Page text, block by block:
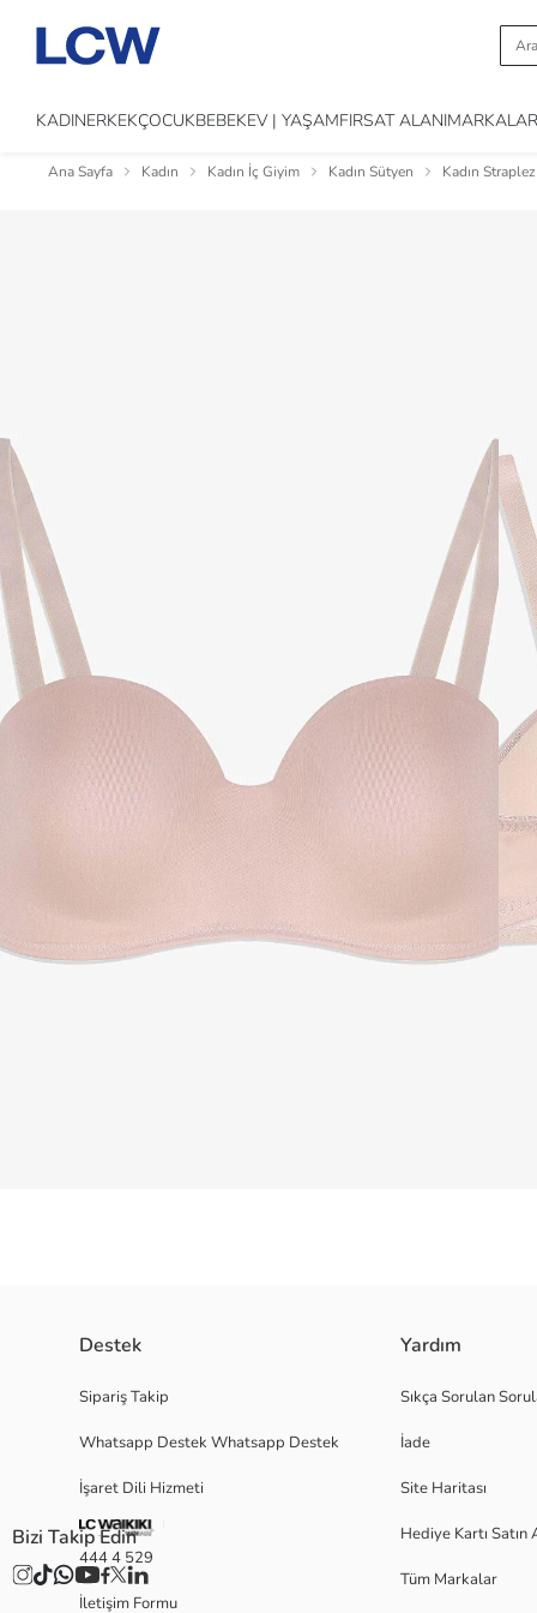
KADINERKEKÇOCUKBEBEKEV | YAŞAMFIRSAT ALANIMARKALAR
Ana Sayfa Kadın Kadın İç Giyim Kadın Sütyen Kadın
Cildine Dokunan Konfor, Tarzına Uygun Destek Straplez sütyen
destekler. Dolgusuz yapısıyla doğal hatlarını ortaya çıkarırken,
yansıt. Doğal Güzellik: Dolgusuz yapısıyla doğal hatlarını ortaya
Satıcı:
Marka:
Destek
Sipariş Takip
Whatsapp Destek Whatsapp Destek
İşaret Dili Hizmeti
444 4 529
İletişim Formu
Yardım
Sıkça Sorulan
İade
Site Haritası
Hediye Kartı Satın
Tüm Markalar
Bizi Takip Edin